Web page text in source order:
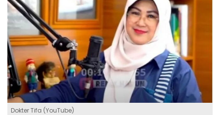
Dokter Tifa (YouTube)